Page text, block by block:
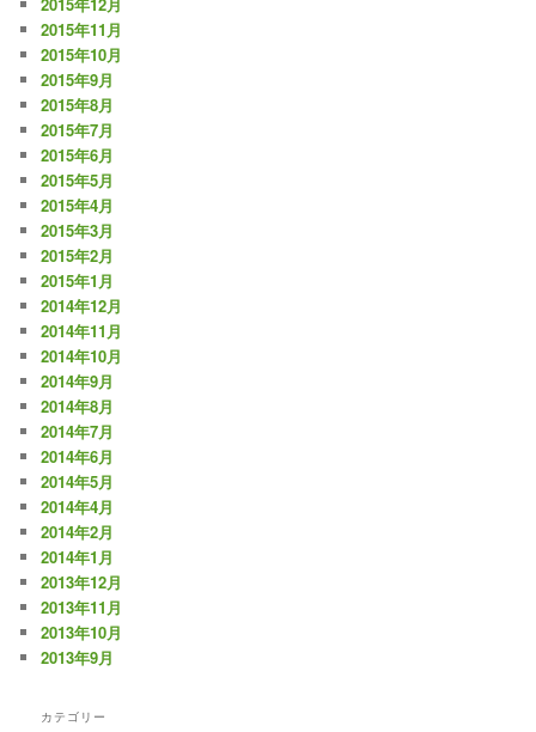
2015年11月
2015年10月
2015年9月
2015年8月
2015年7月
2015年6月
2015年5月
2015年4月
2015年3月
2015年2月
2015年1月
2014年12月
2014年11月
2014年10月
2014年9月
2014年8月
2014年7月
2014年6月
2014年5月
2014年4月
2014年2月
2014年1月
2013年12月
2013年11月
2013年10月
2013年9月
カテゴリー